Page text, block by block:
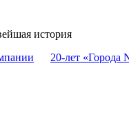
история
20-лет «Города